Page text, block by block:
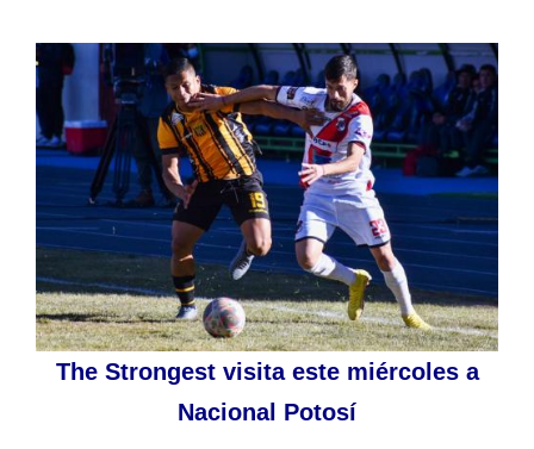
The Strongest visita este miércoles a
Nacional Potosí